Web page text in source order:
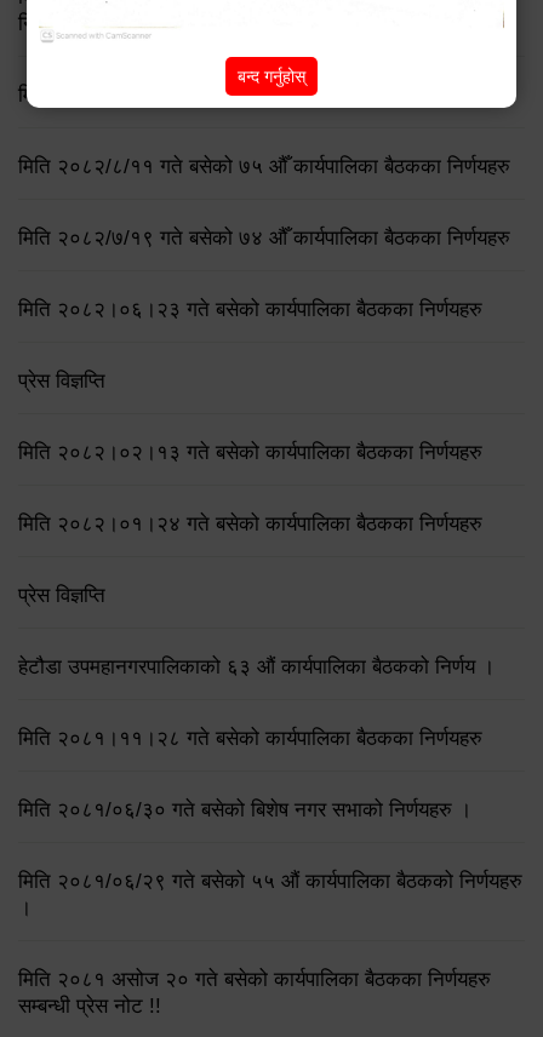
निर्णय
मिति २०८२/८/२१ गते बसेको ७६ औँ कार्यपालिका बैठकका निर्णयहरु
मिति २०८२/८/११ गते बसेको ७५ औँ कार्यपालिका बैठकका निर्णयहरु
मिति २०८२/७/१९ गते बसेको ७४ औँ कार्यपालिका बैठकका निर्णयहरु
मिति २०८२।०६।२३ गते बसेको कार्यपालिका बैठकका निर्णयहरु
प्रेस विज्ञप्ति
मिति २०८२।०२।१३ गते बसेको कार्यपालिका बैठकका निर्णयहरु
मिति २०८२।०१।२४ गते बसेको कार्यपालिका बैठकका निर्णयहरु
प्रेस विज्ञप्ति
हेटौडा उपमहानगरपालिकाको ६३ औं कार्यपालिका बैठकको निर्णय ।
मिति २०८१।११।२८ गते बसेको कार्यपालिका बैठकका निर्णयहरु
मिति २०८१/०६/३० गते बसेको बिशेष नगर सभाको निर्णयहरु ।
मिति २०८१/०६/२९ गते बसेको ५५ औं कार्यपालिका बैठकको निर्णयहरु
।
मिति २०८१ असोज २० गते बसेको कार्यपालिका बैठकका निर्णयहरु
सम्बन्धी प्रेस नोट !!
बन्द गर्नुहोस्